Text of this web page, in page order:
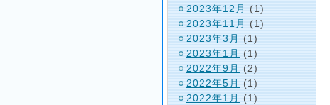
2023年12月
(1)
2023年11月 (1)
2023年3月 (1)
2023年1月
(1)
2022年9月
(2)
2022年5月 (1)
2022年1月 (1)